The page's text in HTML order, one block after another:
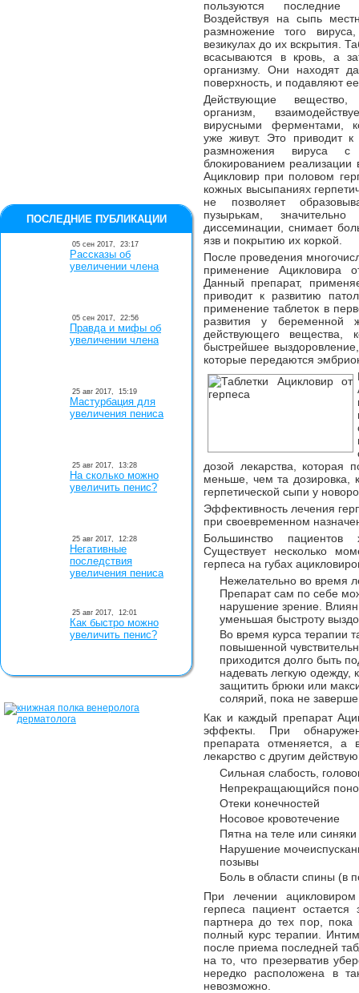
пользуются последние
Воздействуя на сыпь
размножение того
везикулах до их вскрытия.
всасываются в кровь, а
организму. Они находят
поверхность, и подавляют
Действующие
организм,
вирусными ферментами,
уже живут. Это приводит
размножения вируса с
блокированием реализации
Ацикловир при половом
кожных высыпаниях
не позволяет
пузырькам,
диссеминации, снимает
язв и покрытию их коркой.
После проведения
применение Ацикловира
Данный препарат,
приводит к развитию
применение таблеток в
развития у беременной
действующего вещества,
быстрейшее
которые передаются
дозой лекарства, которая
меньше, чем та дозировка,
герпетической сыпи у
Эффективность лечения
при своевременном
Большинство
Существует несколько
герпеса на губах
Нежелательно во время
Препарат сам по себе
нарушение зрение.
уменьшая быстроту
Во время курса терапии
повышенной
приходится долго быть
надевать легкую одежду,
защитить брюки или
солярий, пока не
Как и каждый препарат
эффекты. При
препарата отменяется, а
лекарство с другим
Сильная слабость,
Непрекращающийся
Отеки конечностей
Носовое кровотечение
Пятна на теле или синяки
Нарушение
позывы
Боль в области спины (в
При лечении ацикловиром
герпеса пациент
партнера до тех пор, пока
полный курс терапии.
после приема последней
на то, что презерватив
нередко расположена в
невозможно.
ПОСЛЕДНИЕ ПУБЛИКАЦИИ
05 сен 2017, 23:17
Рассказы об
увеличении члена
05 сен 2017, 22:56
Правда и мифы об
увеличении члена
25 авг 2017, 15:19
Мастурбация для
увеличения пениса
25 авг 2017, 13:28
На сколько можно
увеличить пенис?
25 авг 2017, 12:28
Негативные
последствия
увеличения пениса
25 авг 2017, 12:01
Как быстро можно
увеличить пенис?